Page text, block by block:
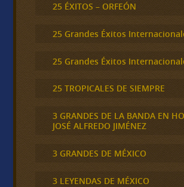
25 ÉXITOS – ORFEÓN
25 Grandes Éxitos
25 Grandes Éxitos
25 TROPICALES DE SIEMPRE
3 GRANDES DE LA BANDA EN
JOSÉ ALFREDO JIMÉNEZ
3 GRANDES DE MÉXICO
3 LEYENDAS DE MÉXICO